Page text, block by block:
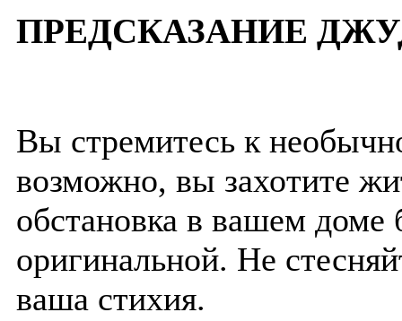
ПРЕДСКАЗАНИЕ
Вы стремитесь к
возможно, вы захотите
обстановка в вашем доме
оригинальной. Не
ваша стихия.